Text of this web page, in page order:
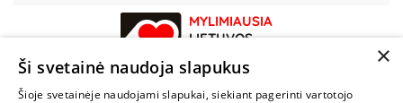
MYLIMIAUSIA
LIETUVOS
PARDUOTUVĖ
×
Ši svetainė naudoja slapukus
Šioje svetainėje naudojami slapukai, siekiant pagerinti vartotojo